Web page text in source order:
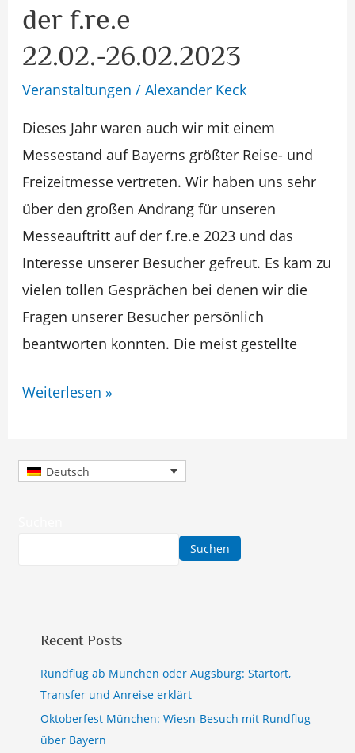
der f.re.e
22.02.-26.02.2023
Veranstaltungen / Alexander Keck
Dieses Jahr waren auch wir mit einem
Messestand auf Bayerns größter Reise- und
Freizeitmesse vertreten. Wir haben uns sehr
über den großen Andrang für unseren
Messeauftritt auf der f.re.e 2023 und das
Interesse unserer Besucher gefreut. Es kam zu
vielen tollen Gesprächen bei denen wir die
Fragen unserer Besucher persönlich
beantworten konnten. Die meist gestellte
auf
der
f.re.e
Weiterlesen »
Deutsch
Suchen
Recent Posts
Rundflug ab München oder Augsburg: Startort,
Transfer und Anreise erklärt
Oktoberfest München: Wiesn-Besuch mit Rundflug
über Bayern